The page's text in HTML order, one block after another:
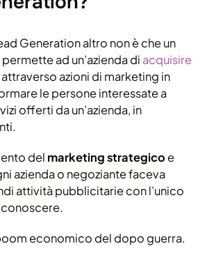
Generation altro non è che un
ad un’azienda di acquisire
attraverso azioni di marketing in
le persone interessate a
offerti da un’azienda, in
del marketing strategico e
azienda o negoziante faceva
attività pubblicitarie con l’unico
economico del dopo guerra.